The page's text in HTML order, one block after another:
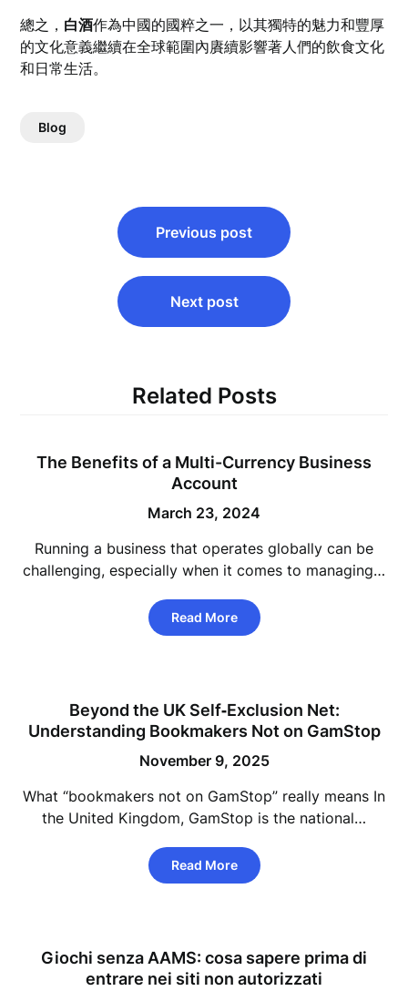
總之， 白酒作為中國的國粹之一，以其獨特的魅力和豐厚
的文化意義繼續在全球範圍內賡續影響著人們的飲食文化
和日常生活。
Blog
navigation
Previous post
Next post
Related Posts
The Benefits of a Multi-Currency Business
Account
March 23, 2024
Running a business that operates globally can be
challenging, especially when it comes to managing…
Read More
Beyond the UK Self‑Exclusion Net:
Understanding Bookmakers Not on GamStop
November 9, 2025
What “bookmakers not on GamStop” really means In
the United Kingdom, GamStop is the national…
Read More
Giochi senza AAMS: cosa sapere prima di
entrare nei siti non autorizzati